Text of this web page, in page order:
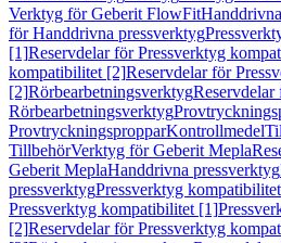
Verktyg för Geberit FlowFit
för Handdrivna pressverktyg
[1]Reservdelar för Pressverktyg
kompatibilitet [2]Reservdelar för
[2]RörbearbetningsverktygReservdelar
Rörbearbetningsverktyg
ProvtryckningspropparKontrollmedel
TillbehörVerktyg för Geberit Mepla
Geberit MeplaHanddrivna pressverktyg
pressverktygPressverktyg
Pressverktyg kompatibilitet [1]
[2]Reservdelar för Pressverktyg